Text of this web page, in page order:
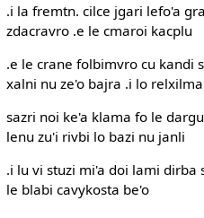
.i la fremtn. cilce jgari lefo'a
zdacravro .e le cmaroi kacplu
.e le crane folbimvro cu kandi
xalni nu ze'o bajra .i lo
sazri noi ke'a klama fo le
lenu zu'i rivbi lo bazi nu janli
.i lu vi stuzi mi'a doi lami dirba
le blabi cavykosta be'o